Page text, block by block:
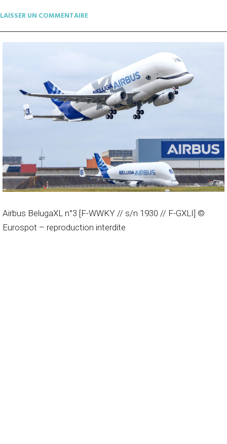
LAISSER UN COMMENTAIRE
Airbus BelugaXL n°3 [F-WWKY // s/n 1930 // F-GXLI] ©
Eurospot – reproduction interdite